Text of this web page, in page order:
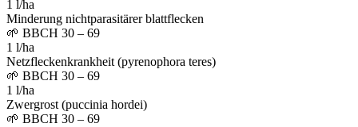
1 l/ha
Minderung nichtparasitärer blattflecken
🌱 BBCH 30 – 69
1 l/ha
Netzfleckenkrankheit (pyrenophora teres)
🌱 BBCH 30 – 69
1 l/ha
Zwergrost (puccinia hordei)
🌱 BBCH 30 – 69